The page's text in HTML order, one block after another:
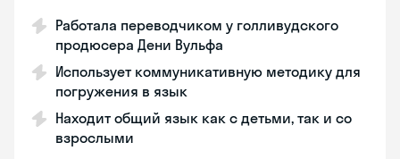
Работала переводчиком у голливудского
продюсера Дени Вульфа
Использует коммуникативную методику для
погружения в язык
Находит общий язык как с детьми, так и со
взрослыми